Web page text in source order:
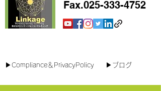
Fax.025-333-4752
▶︎Compliance＆PrivacyPolicy ▶︎ブログ